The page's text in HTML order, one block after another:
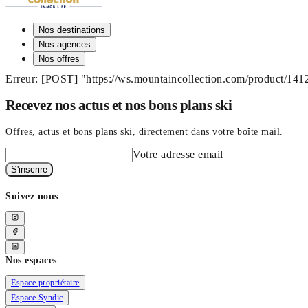
Nos destinations
Nos agences
Nos offres
Erreur: [POST] "https://ws.mountaincollection.com/product/
Recevez nos actus et nos bons plans ski
Offres, actus et bons plans ski, directement dans votre boîte mail.
Votre adresse email
S'inscrire
Suivez nous
Nos espaces
Espace propriétaire
Espace Syndic